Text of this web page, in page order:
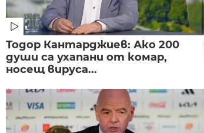
Тодор Кантарджиев: Ако 200
души са ухапани от комар,
носещ вируса...